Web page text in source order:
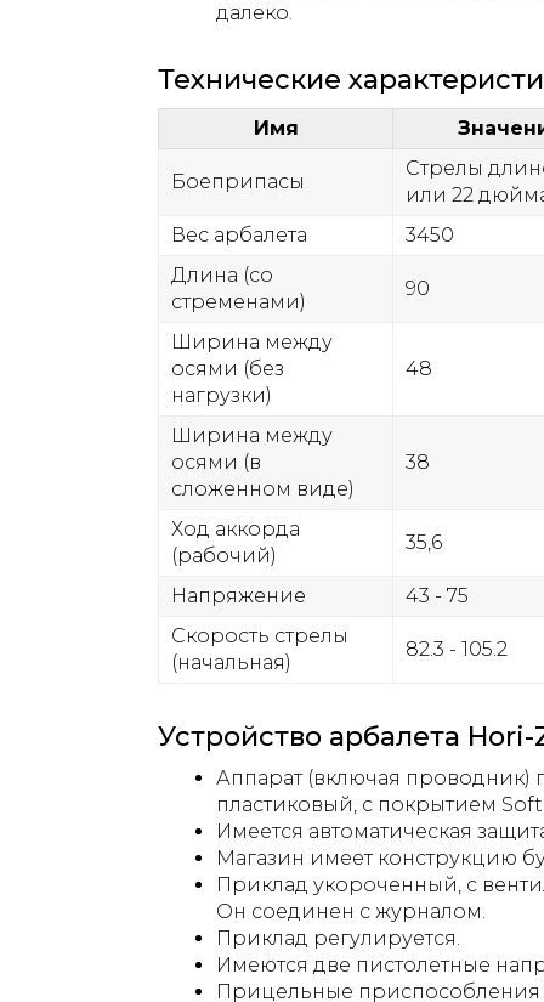
далеко.
Технические
Имя
Боеприпасы
Стрелы
или 22
Вес арбалета
3450
Длина (со
стременами)
90
Ширина между
осями (без
нагрузки)
48
Ширина между
осями (в
сложенном виде)
38
Ход аккорда
(рабочий)
35,6
Напряжение
43 - 75
Скорость стрелы
(начальная)
82.3 - 105.2
Устройство арбалета
Аппарат (включая проводник)
пластиковый, с покрытием Soft
Имеется автоматическая
Магазин имеет конструкцию
Приклад укороченный, с
Он соединен с журналом.
Приклад регулируется.
Имеются две пистолетные
Прицельные приспособления